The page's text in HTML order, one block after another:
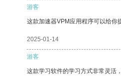
游客
这款加速器VPM应用程序可以给你
2025-01-14
游客
这款学习软件的学习方式非常灵活